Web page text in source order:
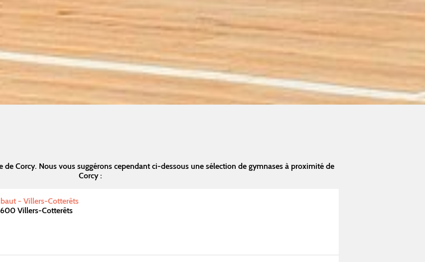
Corcy. Nous vous suggérons cependant ci-dessous une sélection de gymnases à proximité de
Corcy :
- Villers-Cotterêts
Villers-Cotterêts